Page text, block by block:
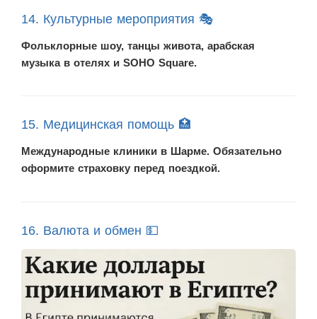
14. Культурные мероприятия 🎭
Фольклорные шоу, танцы живота, арабская
музыка в отелях и SOHO Square.
15. Медицинская помощь 🏥
Международные клиники в Шарме. Обязательно
оформите страховку перед поездкой.
16. Валюта и обмен 💵